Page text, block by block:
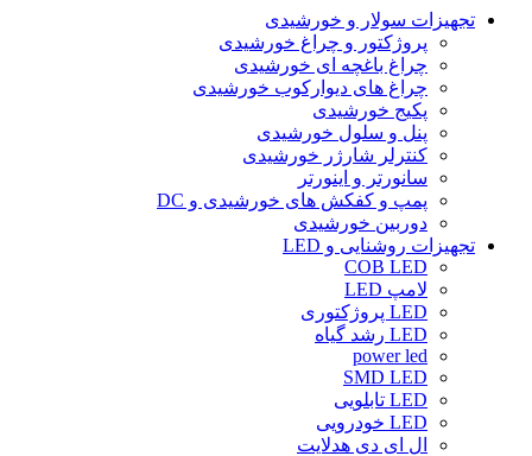
تجهیزات سولار و خورشیدی
پروژکتور و چراغ خورشیدی
چراغ باغچه ای خورشیدی
چراغ های دیوارکوب خورشیدی
پکیج خورشیدی
پنل و سلول خورشیدی
کنترلر شارژر خورشیدی
سانورتر و اینورتر
پمپ و کفکش های خورشیدی و DC
دوربین خورشیدی
تجهیزات روشنایی و LED
COB LED
لامپ LED
LED پروژکتوری
LED رشد گیاه
power led
SMD LED
LED تابلویی
LED خودرویی
ال ای دی هدلایت